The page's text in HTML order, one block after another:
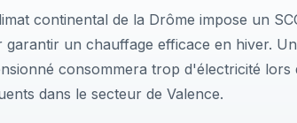
continental de la Drôme impose un
garantir un chauffage efficace en hiver.
consommera trop d'électricité lors
dans le secteur de Valence.